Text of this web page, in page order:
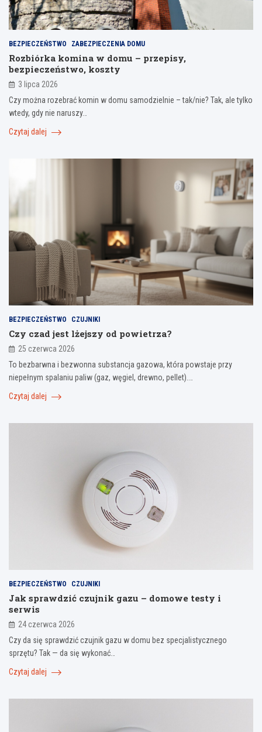
BEZPIECZEŃSTWO ZABEZPIECZENIA DOMU
Rozbiórka komina w domu – przepisy,
bezpieczeństwo, koszty
3 lipca 2026
Czy można rozebrać komin w domu samodzielnie – tak/nie? Tak, ale tylko
wtedy, gdy nie naruszy…
Czytaj dalej
BEZPIECZEŃSTWO CZUJNIKI
Czy czad jest lżejszy od powietrza?
25 czerwca 2026
To bezbarwna i bezwonna substancja gazowa, która powstaje przy
niepełnym spalaniu paliw (gaz, węgiel, drewno, pellet).…
Czytaj dalej
BEZPIECZEŃSTWO CZUJNIKI
Jak sprawdzić czujnik gazu – domowe testy i
serwis
24 czerwca 2026
Czy da się sprawdzić czujnik gazu w domu bez specjalistycznego
sprzętu? Tak — da się wykonać…
Czytaj dalej